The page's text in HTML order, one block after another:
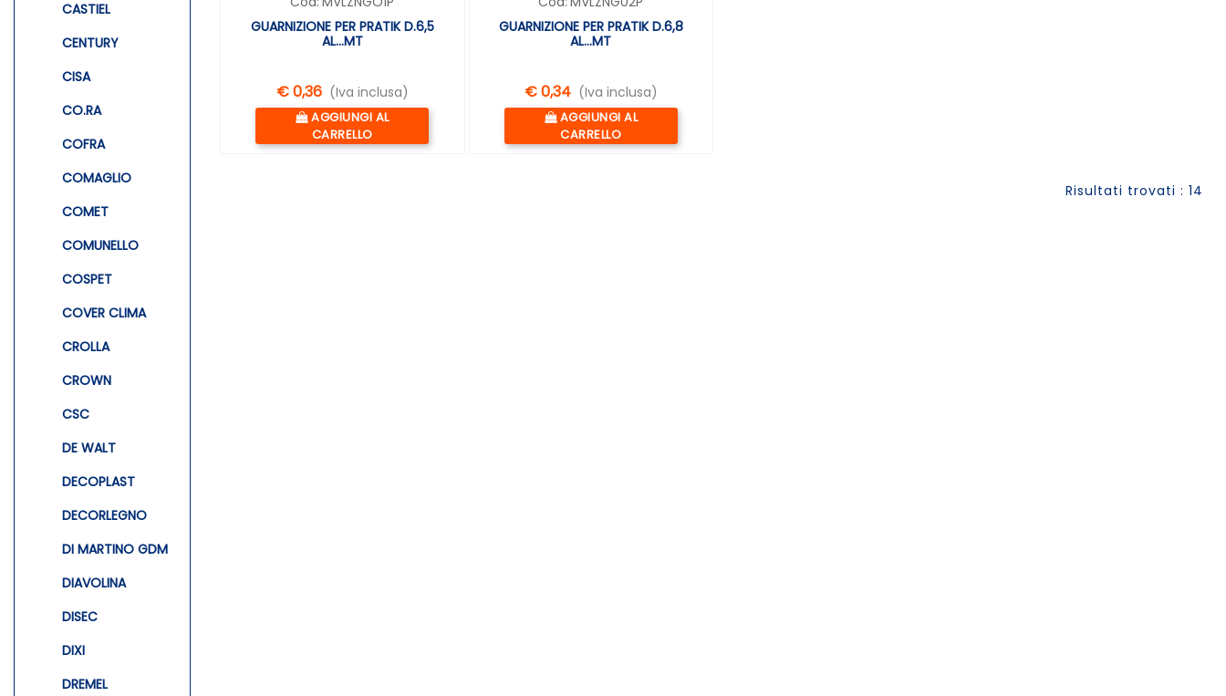
CASTIEL
CENTURY
CISA
CO.RA
COFRA
COMAGLIO
COMET
COMUNELLO
COSPET
COVER CLIMA
CROLLA
CROWN
CSC
DE WALT
DECOPLAST
DECORLEGNO
DI MARTINO GDM
DIAVOLINA
DISEC
DIXI
DREMEL
GUARNIZIONE PER PRATIK D.6,5
AL...MT
€ 0,36 (Iva inclusa)
Quantità
AGGIUNGI AL
CARRELLO
GUARNIZIONE PER PRATIK D.6,8
AL...MT
€ 0,34 (Iva inclusa)
Quantità
AGGIUNGI AL
CARRELLO
Risultati trovati : 14